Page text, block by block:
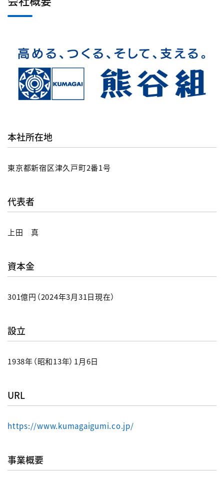
本社所在地
東京都新宿区津久戸町2番1号
代表者
上田 真
資本金
301億円（2024年3月31日現在）
設立
1938年（昭和13年）1月6日
URL
https://www.kumagaigumi.co.jp/
事業概要